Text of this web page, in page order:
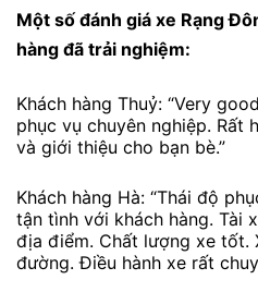
Một số đánh giá xe Rạng
hàng đã trải nghiệm:
Khách hàng Thuỷ: “Very
phục vụ chuyên nghiệp. Rất
và giới thiệu cho bạn bè.”
Khách hàng Hà: “Thái độ
tận tình với khách hàng. Tài
địa điểm. Chất lượng xe tốt.
đường. Điều hành xe rất